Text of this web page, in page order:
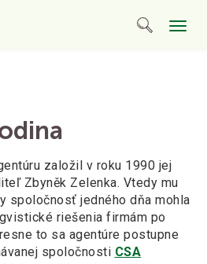
založil v roku 1990 jej
Zbyněk Zelenka. Vtedy mu
spoločnosť jedného dňa mohla
riešenia firmám po
to sa agentúre postupne
spoločnosti CSA